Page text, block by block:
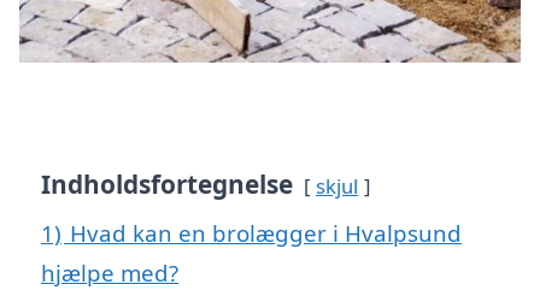
Indholdsfortegnelse skjul
1) Hvad kan en brolægger i Hvalpsund
hjælpe med?